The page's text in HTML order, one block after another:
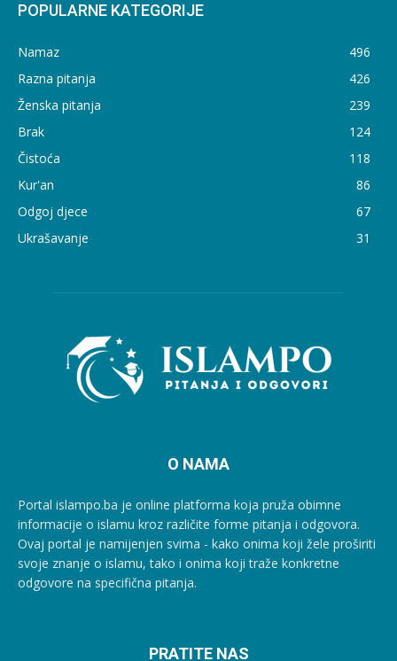
POPULARNE KATEGORIJE
Namaz
496
Razna pitanja
426
Ženska pitanja
239
Brak
124
Čistoća
118
Kur'an
86
Odgoj djece
67
Ukrašavanje
31
O NAMA
Portal islampo.ba je online platforma koja pruža obimne
informacije o islamu kroz različite forme pitanja i odgovora.
Ovaj portal je namijenjen svima - kako onima koji žele proširiti
svoje znanje o islamu, tako i onima koji traže konkretne
odgovore na specifična pitanja.
PRATITE NAS